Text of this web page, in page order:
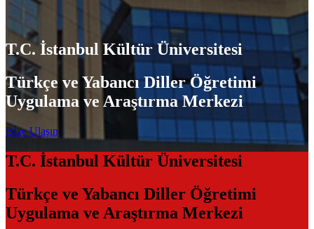
T.C. İstanbul Kültür Üniversitesi
Türkçe ve Yabancı Diller Öğretimi
Uygulama ve Araştırma Merkezi
Bİze Ulaşın
T.C. İstanbul Kültür Üniversitesi
Türkçe ve Yabancı Diller Öğretimi
Uygulama ve Araştırma Merkezi